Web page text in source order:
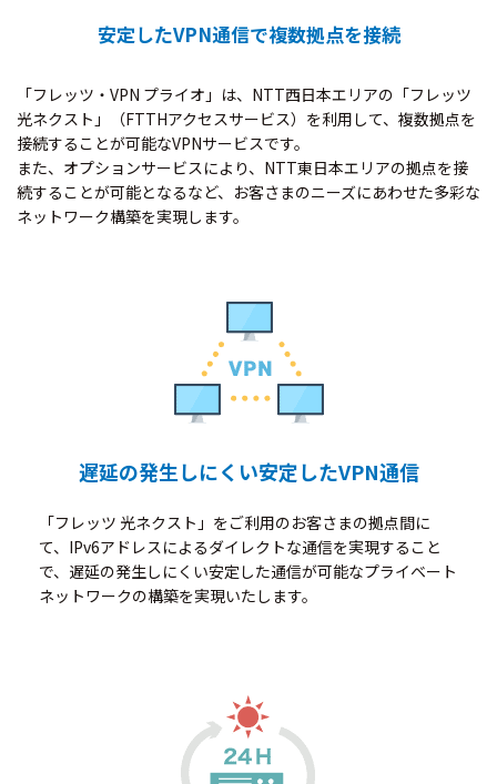
安定したVPN通信で複数拠点を接続
「フレッツ・VPN プライオ」は、NTT西日本エリアの「フレッツ
光ネクスト」（FTTHアクセスサービス）を利用して、複数拠点を
接続することが可能なVPNサービスです。
また、オプションサービスにより、NTT東日本エリアの拠点を接
続することが可能となるなど、お客さまのニーズにあわせた多彩な
ネットワーク構築を実現します。
遅延の発生しにくい安定したVPN通信
「フレッツ 光ネクスト」をご利用のお客さまの拠点間に
て、IPv6アドレスによるダイレクトな通信を実現すること
で、遅延の発生しにくい安定した通信が可能なプライベート
ネットワークの構築を実現いたします。